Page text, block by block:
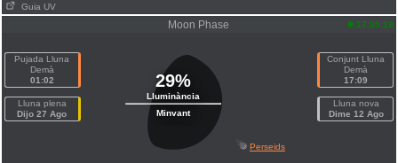
Guia UV
Moon Phase 17:35:18
Pujada Lluna
Demà
01:02
Lluna plena
Dijo 27 Ago
29%
Lluminància
Minvant
Conjunt Lluna
Demà
17:09
Lluna nova
Dime 12 Ago
Perseids